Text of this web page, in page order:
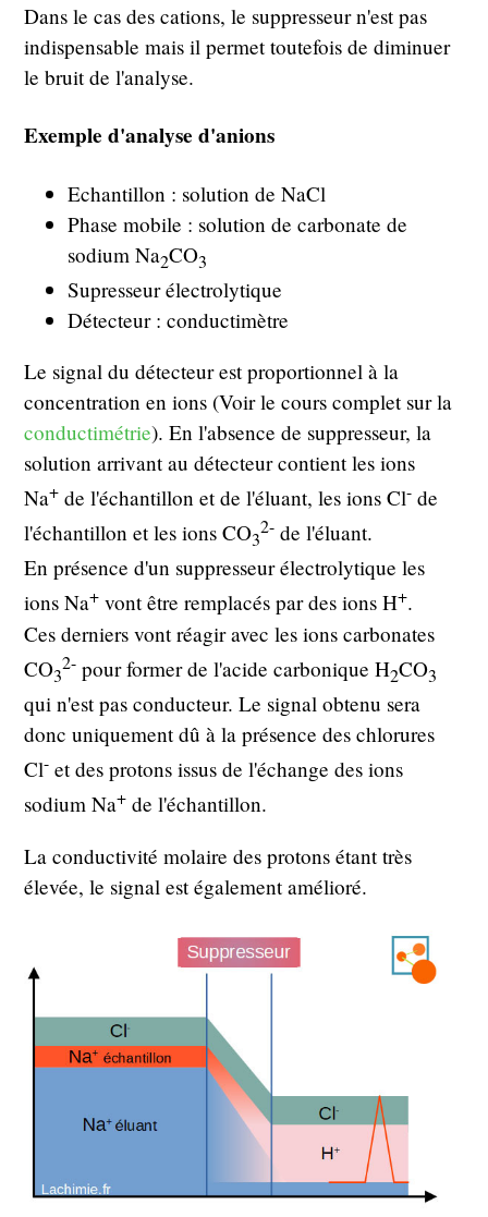
Dans le cas des cations, le suppresseur n'est pas
indispensable mais il permet toutefois de diminuer
le bruit de l'analyse.
Exemple d'analyse d'anions
Echantillon : solution de NaCl
Phase mobile : solution de carbonate de
sodium Na2CO3
Supresseur électrolytique
Détecteur : conductimètre
Le signal du détecteur est proportionnel à la
concentration en ions (Voir le cours complet sur la
conductimétrie). En l'absence de suppresseur, la
solution arrivant au détecteur contient les ions
Na+ de l'échantillon et de l'éluant, les ions Cl- de
l'échantillon et les ions CO3
2- de l'éluant.
En présence d'un suppresseur électrolytique les
ions Na+ vont être remplacés par des ions H+.
Ces derniers vont réagir avec les ions carbonates
CO3
2- pour former de l'acide carbonique H2CO3
qui n'est pas conducteur. Le signal obtenu sera
donc uniquement dû à la présence des chlorures
Cl- et des protons issus de l'échange des ions
sodium Na+ de l'échantillon.
La conductivité molaire des protons étant très
élevée, le signal est également amélioré.